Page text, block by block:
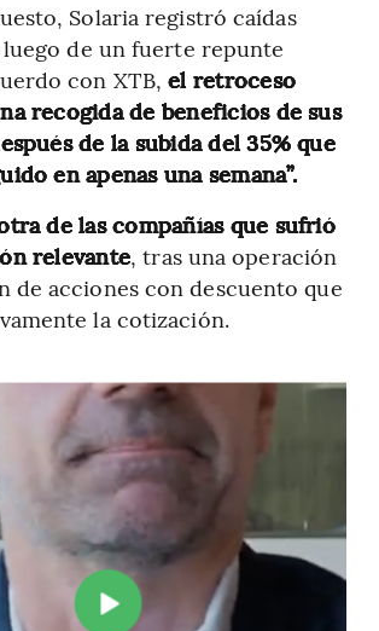
Solaria registró caídas
de un fuerte repunte
con XTB,el retroceso
recogida de beneficios de sus
de la subida del 35% que
en apenas una semana”.
de las compañías que sufrió
relevante, tras una operación
de acciones con descuento que
la cotización.